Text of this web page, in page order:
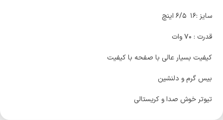
سایز :۱۶ ۶/۵ اینچ
قدرت : ۷۰ وات
کیفیت بسیار عالی با صفحه با کیفیت
بیس گرم و دلنشین
تیوتر خوش صدا و کریستالی